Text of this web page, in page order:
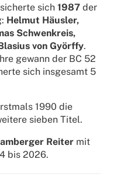
sich 1987 der
Helmut Häusler,
Schwenkreis,
von Györffy.
gewann der BC 52
sich insgesamt 5
1990 die
sieben Titel.
Reiter mit
bis 2026.